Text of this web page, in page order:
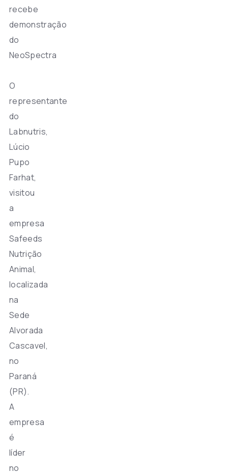
recebe
demonstração
do
NeoSpectra
O
representante
do
Labnutris,
Lúcio
Pupo
Farhat,
visitou
a
empresa
Safeeds
Nutrição
Animal,
localizada
na
Sede
Alvorada
Cascavel,
no
Paraná
(PR).
A
empresa
é
líder
no